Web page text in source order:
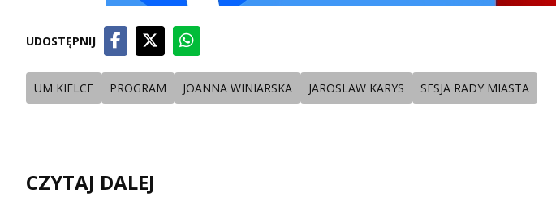
UDOSTĘPNIJ
UM KIELCE PROGRAM JOANNA WINIARSKA JAROSLAW KARYS SESJA RADY MIASTA
CZYTAJ DALEJ